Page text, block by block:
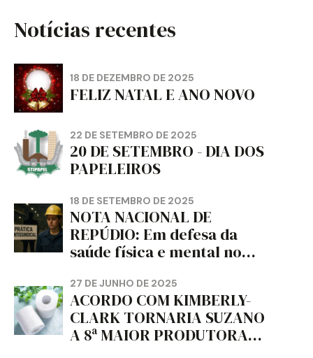
Notícias recentes
18 DE DEZEMBRO DE 2025
FELIZ NATAL E ANO NOVO
22 DE SETEMBRO DE 2025
20 DE SETEMBRO - DIA DOS
PAPELEIROS
18 DE SETEMBRO DE 2025
NOTA NACIONAL DE
REPÚDIO: Em defesa da
saúde física e mental no
da dignidade sindical.
27 DE JUNHO DE 2025
ACORDO COM KIMBERLY-
CLARK TORNARIA SUZANO
A 8ª MAIOR PRODUTORA